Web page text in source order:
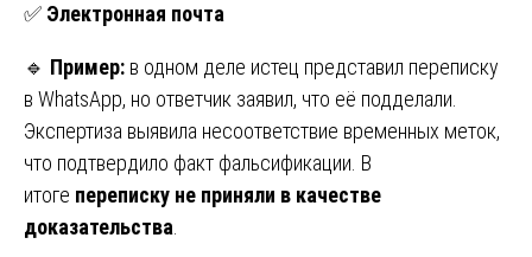
✅ Электронная почта
🔹 Пример: в одном деле истец представил переписку
в WhatsApp, но ответчик заявил, что её подделали.
Экспертиза выявила несоответствие временных меток,
что подтвердило факт фальсификации. В
итоге переписку не приняли в качестве
доказательства